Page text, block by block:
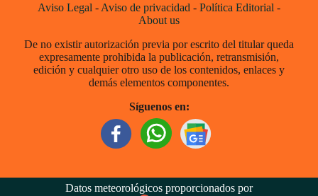
Aviso Legal - Aviso de privacidad - Política Editorial -
About us
De no existir autorización previa por escrito del titular queda
expresamente prohibida la publicación, retransmisión,
edición y cualquier otro uso de los contenidos, enlaces y
demás elementos componentes.
Síguenos en:
Datos meteorológicos proporcionados por